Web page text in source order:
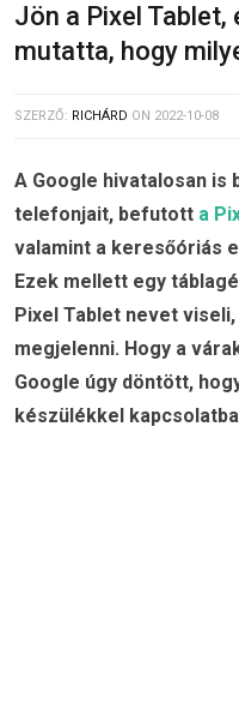
Jön a Pixel Tablet,
mutatta, hogy
SZERZŐ: RICHÁRD ON 2022-10-08
A Google hivatalosan is
telefonjait, befutott a
valamint a keresőóriás
Ezek mellett egy
Pixel Tablet nevet
megjelenni. Hogy a
Google úgy döntött,
készülékkel